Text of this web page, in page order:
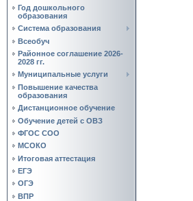
Год дошкольного
образования
Система образования
Всеобуч
Районное соглашение 2026-
2028 гг.
Муниципальные услуги
Повышение качества
образования
Дистанционное обучение
Обучение детей с ОВЗ
ФГОС СОО
МСОКО
Итоговая аттестация
ЕГЭ
ОГЭ
ВПР